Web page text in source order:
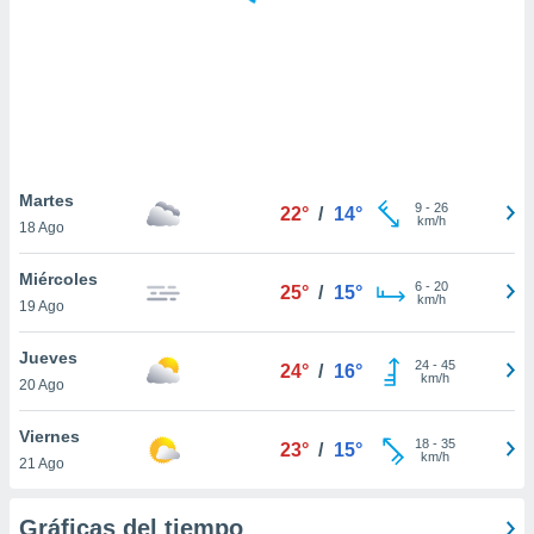
similares
como
sitio
de
traten tus
en
interés
su
Martes
18 Ago
22° / 14° 9- 26
km/h
Miércoles
19 Ago
25° / 15° 6- 20
km/h
Jueves
20 Ago
24° / 16° 24- 45
km/h
Viernes
21 Ago
23° / 15° 18- 35
km/h
Gráficas del tiempo